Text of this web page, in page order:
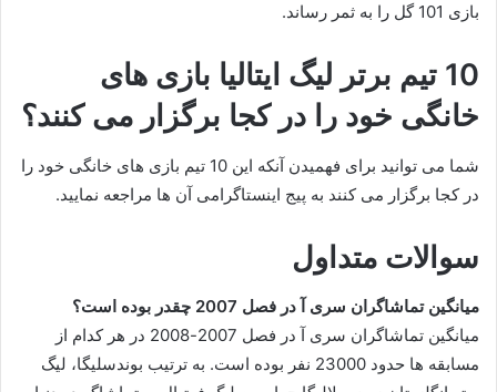
بازی 101 گل را به ثمر رساند.
10 تیم برتر لیگ ایتالیا بازی های
خانگی خود را در کجا برگزار می کنند؟
شما می توانید برای فهمیدن آنکه این 10 تیم بازی های خانگی خود را
در کجا برگزار می کنند به پیج اینستاگرامی آن ها مراجعه نمایید.
سوالات متداول
میانگین تماشاگران سری آ در فصل 2007 چقدر بوده است؟
میانگین تماشاگران سری آ در فصل 2007-2008 در هر کدام از
مسابقه ها حدود 23000 نفر بوده است. به ترتیب بوندسلیگا، لیگ